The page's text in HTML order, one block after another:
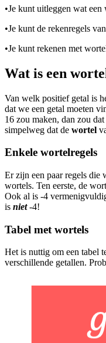
•Je kunt uitleggen wat een
•Je kunt de rekenregels
•Je kunt rekenen met
Wat is een
Van welk positief getal is
dat we een getal moeten
16 zou maken, dan zou
simpelweg dat de wortel
Enkele wortelregels
Er zijn een paar regels die
wortels. Ten eerste, de
Ook al is -4
is niet-4!
Tabel met wortels
Het is nuttig om een tabel
verschillende getallen.